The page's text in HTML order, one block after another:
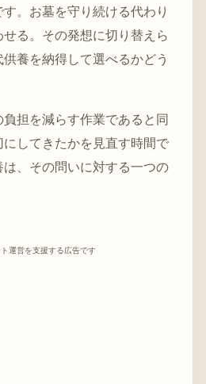
。お墓を守り続ける代わり
る。その発想に切り替えら
養を納得して選べるかどう
担を減らす作業であると同
してきたかを見直す時間で
は、その問いに対する一つの
運営を支援する広告です